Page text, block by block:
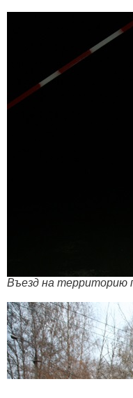
Въезд на территорию